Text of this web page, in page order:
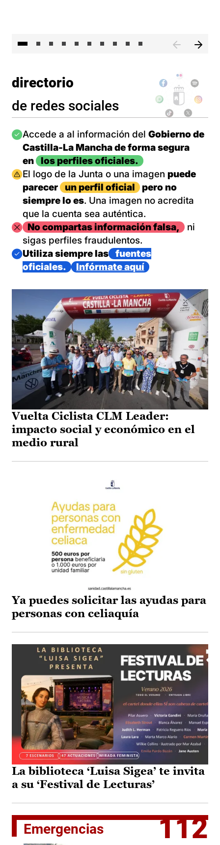
directorio
de redes sociales
Imagen
Accede a al información del Gobierno de
Castilla-La Mancha de forma segura
en
los perfiles oficiales.
Imagen
El logo de la Junta o una imagen puede
parecer
un perfil oficial
pero no
siempre lo es. Una imagen no acredita
que la cuenta sea auténtica.
ImagenNo compartas información falsa,
ni
sigas perfiles fraudulentos.
Imagen
Utiliza siempre las
fuentes
oficiales.
Infórmate aquí
Vuelta Ciclista CLM Leader:
impacto social y económico en el
medio rural
Ya puedes solicitar las ayudas para
personas con celiaquía
La biblioteca ‘Luisa Sigea’ te invita
a su ‘Festival de Lecturas’
Emergencias 112